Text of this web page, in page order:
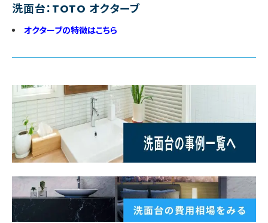
洗面台：TOTO オクターブ
オクターブの特徴はこちら